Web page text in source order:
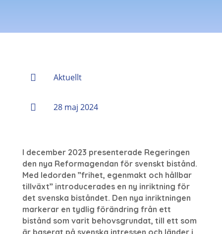
 Aktuellt
 28 maj 2024
I december 2023 presenterade Regeringen
den nya Reformagendan för svenskt bistånd.
Med ledorden ”frihet, egenmakt och hållbar
tillväxt” introducerades en ny inriktning för
det svenska biståndet. Den nya inriktningen
markerar en tydlig förändring från ett
bistånd som varit behovsgrundat, till ett som
är baserat på svenska intressen och länder i